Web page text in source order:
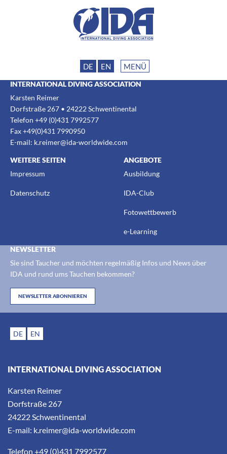
DE EN MENÜ
INTERNATIONAL DIVING ASSOCIATION
Karsten Reimer
Dorfstraße 267 • 24222 Schwentinental
Telefon +49 (0)431 7992577
Fax +49(0)431 7990950
E-mail: k.reimer@ida-worldwide.com
WEITERE SEITEN
Impressum
Datenschutz
ANGEBOTE
Ausbildung
IDA-Club
Fotowettbewerb
e-Learning
NEWSLETTER
Sie sind Taucher und möchten regelmäßig Infos und News über
IDA und rund ums Tauchen bekommen?
NEWSLETTER ABONNIEREN
DE EN
INTERNATIONAL DIVING ASSOCIATION
Karsten Reimer
Dorfstraße 267
24222 Schwentinental
E-mail: k.reimer@ida-worldwide.com
Telefon +49 (0)431 7992577